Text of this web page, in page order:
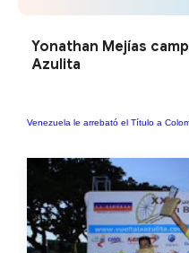
Yonathan Mejías
Azulita
Venezuela le arrebató el Título a